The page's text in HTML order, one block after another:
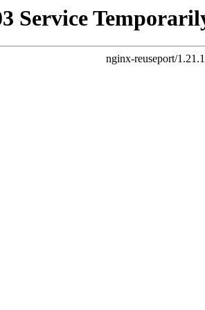
Service
nginx-reuseport/1.21.1